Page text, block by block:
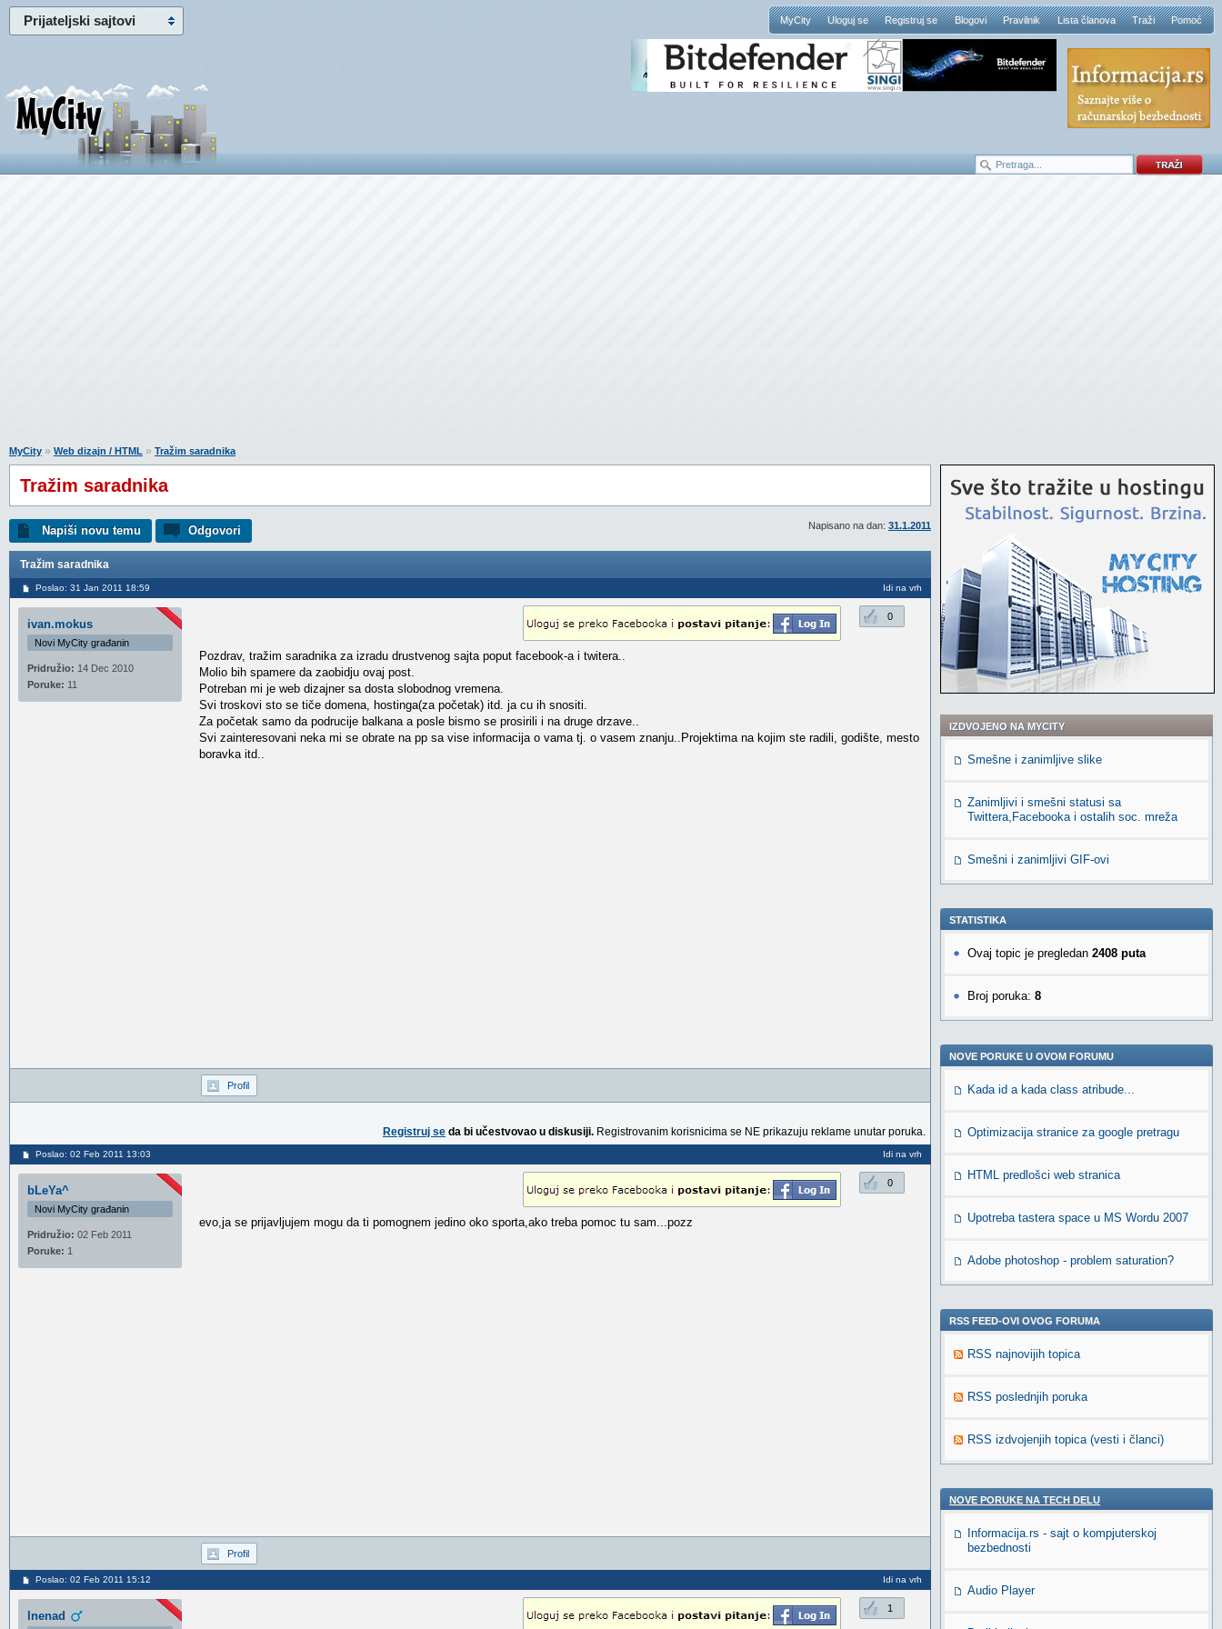
Prijateljski sajtovi MyCity Uloguj se Registruj se Blogovi Pravilnik Lista članova Traži Pomoć
MyCity » Web dizajn / HTML » Tražim saradnika
Tražim saradnika
Napisano na dan: 31.1.2011
Napiši novu temu Odgovori
Tražim saradnika
Poslao: 31 Jan 2011 18:59 Idi na vrh
ivan.mokus
Novi MyCity građanin
Pridružio: 14 Dec 2010
Poruke: 11
0
Pozdrav, tražim saradnika za izradu drustvenog sajta poput facebook-a i twitera..
Molio bih spamere da zaobidju ovaj post.
Potreban mi je web dizajner sa dosta slobodnog vremena.
Svi troskovi sto se tiče domena, hostinga(za početak) itd. ja cu ih snositi.
Za početak samo da podrucije balkana a posle bismo se prosirili i na druge drzave..
Svi zainteresovani neka mi se obrate na pp sa vise informacija o vama tj. o vasem znanju..Projektima na kojim ste radili, godište, mesto
boravka itd..
Profil
Registruj se da bi učestvovao u diskusiji. Registrovanim korisnicima se NE prikazuju reklame unutar poruka.
Poslao: 02 Feb 2011 13:03 Idi na vrh
bLeYa^
Novi MyCity građanin
Pridružio: 02 Feb 2011
Poruke: 1
0
evo,ja se prijavljujem mogu da ti pomognem jedino oko sporta,ako treba pomoc tu sam...pozz
Profil
Poslao: 02 Feb 2011 15:12 Idi na vrh
lnenad
1
IZDVOJENO NA MYCITY
Smešne i zanimljive slike
Zanimljivi i smešni statusi sa
Twittera,Facebooka i ostalih soc. mreža
Smešni i zanimljivi GIF-ovi
STATISTIKA
Ovaj topic je pregledan 2408 puta
Broj poruka: 8
NOVE PORUKE U OVOM FORUMU
Kada id a kada class atribude...
Optimizacija stranice za google pretragu
HTML predlošci web stranica
Upotreba tastera space u MS Wordu 2007
Adobe photoshop - problem saturation?
RSS FEED-OVI OVOG FORUMA
RSS najnovijih topica
RSS poslednjih poruka
RSS izdvojenjih topica (vesti i članci)
NOVE PORUKE NA TECH DELU
Informacija.rs - sajt o kompjuterskoj
bezbednosti
Audio Player